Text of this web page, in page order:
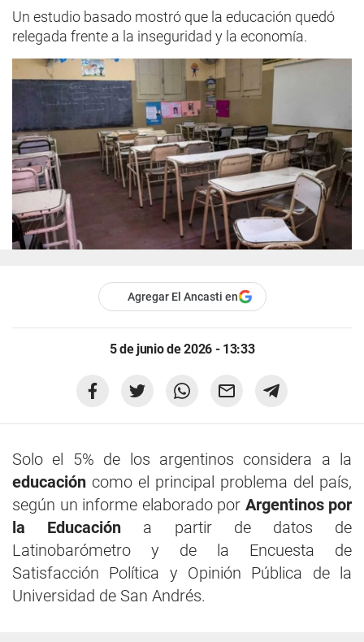
Un estudio basado mostró que la educación quedó
relegada frente a la inseguridad y la economía.
Agregar El Ancasti en
5 de junio de 2026 - 13:33
Solo el 5% de los argentinos considera a la
educación como el principal problema del país,
según un informe elaborado por Argentinos por
la Educación a partir de datos de
Latinobarómetro y de la Encuesta de
Satisfacción Política y Opinión Pública de la
Universidad de San Andrés.